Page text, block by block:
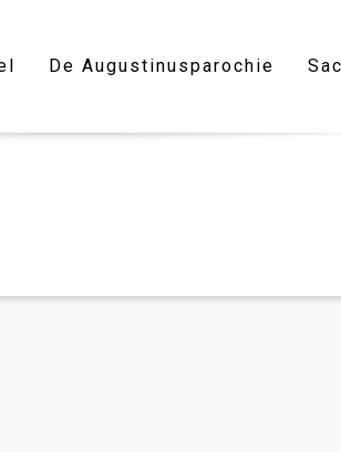
De Augustinusparochie